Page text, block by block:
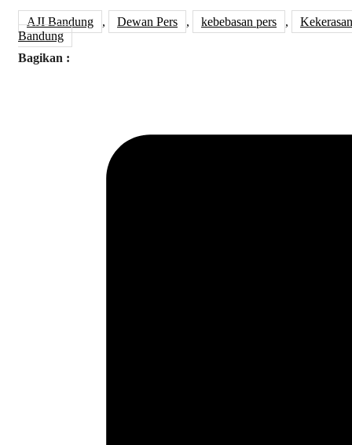
AJI Bandung , Dewan Pers , kebebasan pers ,
Bandung
Bagikan :